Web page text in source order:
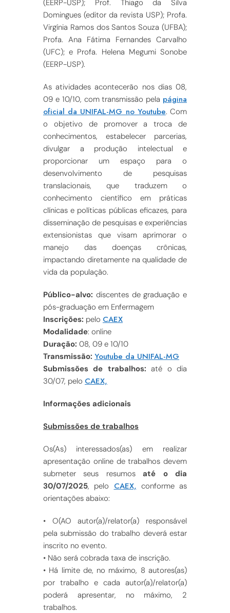
(EERP-USP); Prof. Thiago da Silva
Domingues (editor da revista USP); Profa.
Virgínia Ramos dos Santos Souza (UFBA);
Profa. Ana Fátima Fernandes Carvalho
(UFC); e Profa. Helena Megumi Sonobe
(EERP-USP).
As atividades acontecerão nos dias 08,
09 e 10/10, com transmissão pela página
oficial da UNIFAL-MG no Youtube. Com
o objetivo de promover a troca de
conhecimentos, estabelecer parcerias,
divulgar a produção intelectual e
proporcionar um espaço para o
desenvolvimento de pesquisas
translacionais, que traduzem o
conhecimento científico em práticas
clínicas e políticas públicas eficazes, para
disseminação de pesquisas e experiências
extensionistas que visam aprimorar o
manejo das doenças crônicas,
impactando diretamente na qualidade de
vida da população.
Público-alvo: discentes de graduação e
pós-graduação em Enfermagem
Inscrições: pelo CAEX
Modalidade: online
Duração: 08, 09 e 10/10
Transmissão: Youtube da UNIFAL-MG
Submissões de trabalhos: até o dia
30/07, pelo CAEX,
Informações adicionais
Submissões de trabalhos
Os(As) interessados(as) em realizar
apresentação online de trabalhos devem
submeter seus resumosaté o dia
30/07/2025, pelo CAEX, conforme as
orientações abaixo:
• O(AO autor(a)/relator(a) responsável
pela submissão do trabalho deverá estar
inscrito no evento.
• Não será cobrada taxa de inscrição.
• Há limite de, no máximo, 8 autores(as)
por trabalho e cada autor(a)/relator(a)
poderá apresentar, no máximo, 2
trabalhos.